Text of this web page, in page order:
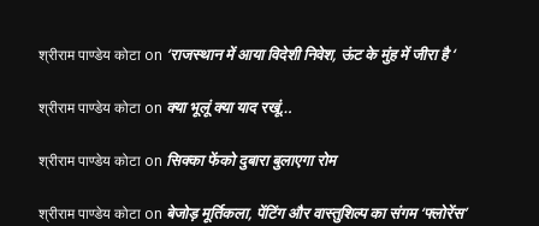
श्रीराम पाण्डेय कोटा on ‘राजस्थान में आया विदेशी निवेश, ऊंट के मुंह में जीरा है ‘
श्रीराम पाण्डेय कोटा on क्या भूलूं क्या याद रखूं…
श्रीराम पाण्डेय कोटा on सिक्का फेंको दुबारा बुलाएगा रोम
श्रीराम पाण्डेय कोटा on बेजोड़ मूर्तिकला, पेंटिंग और वास्तुशिल्प का संगम ‘फ्लोरेंस’